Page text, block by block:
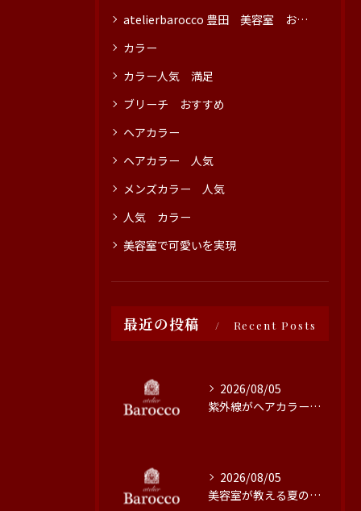
atelierbarocco 豊田 美容室 おすすめ
カラー
カラー人気 満足
ブリーチ おすすめ
ヘアカラー
ヘアカラー 人気
メンズカラー 人気
人気 カラー
美容室で可愛いを実現
最近の投稿 Recent Posts
2026/08/05
紫外線がヘアカラーに与える影響と対策
2026/08/05
美容室が教える夏の最旬ヘアカラー技術